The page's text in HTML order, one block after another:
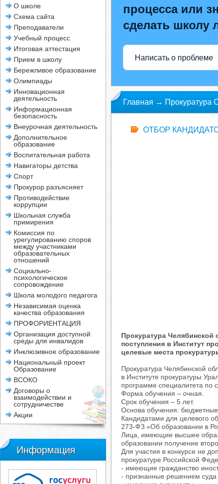
О школе
Схема сайта
Преподаватели
Учебный процесс
Итоговая аттестация
Прием в школу
Бережливое образование
Олимпиады
Инновационная
деятельность
Информационная
безопасность
Внеурочная деятельность
Дополнительное
образование
Воспитательная работа
Навигаторы детства
Спорт
Прокурор разъясняет
Противодействие
коррупции
Школьная служба
примирения
Комиссия по
урегулированию споров
между участниками
образовательных
отношений
Социально-
психологическое
сопровождение
Школа молодого педагога
Независимая оценка
качества образования
ПРОФОРИЕНТАЦИЯ
Организация доступной
среды для инвалидов
Инклюзивное образование
Национальный проект
Образование
ВСОКО
Договоры о
взаимодействии и
сотрудничестве
Акции
Информация
процесса или
сделать школу
Написать о проблеме
Главная → Прокуратура
ОТБОР
Прокуратура Челябинской
поступления в Институт
целевые места
Прокуратура Челябинской
в Институте прокуратуры
программе специалитета по
Форма обучения – очная.
Срок обучения – 5 лет.
Основа обучения:
Кандидатами для целевого
273-ФЗ «Об образовании в
Лица, имеющие высшее
образовании получение
Для участия в конкурсе не
прокуратуре Российской
- имеющие гражданство
- признанные решением